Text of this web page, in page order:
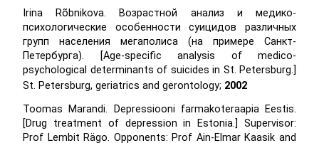
Irina Rõbnikova. Возрастной анализ и медико-
психологические особенности суицидов различных
групп населения мегаполиса (на примере Санкт-
Петербурга). [Age-specific analysis of medico-
psychological determinants of suicides in St. Petersburg.]
St. Petersburg, geriatrics and gerontology; 2002
Toomas Marandi. Depressiooni farmakoteraapia Eestis.
[Drug treatment of depression in Estonia.] Supervisor:
Prof Lembit Rägo. Opponents: Prof Ain-Elmar Kaasik and